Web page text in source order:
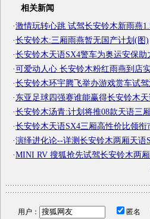
相关新闻
·激情玩转心跳 试驾长安铃木新雨燕
·长安铃木:三厢雨燕暂无国产计划(图)
·长安铃木天语SX4警车为奥运安保助
·可爱动人心 长安铃木粉红雨燕到店
·长安铃木环宇腾飞举办游戏赏车试
·东亚足球四强赛谁能赢得长安铃木
·长安铃木汤青:计划将推08款天语三
·长安铃木天语SX4三厢高性价比领衔
·演绎进化论--详测长安铃木两厢天语
·MINI RV 搜狐抢先试驾长安铃木两
用户： 匿名